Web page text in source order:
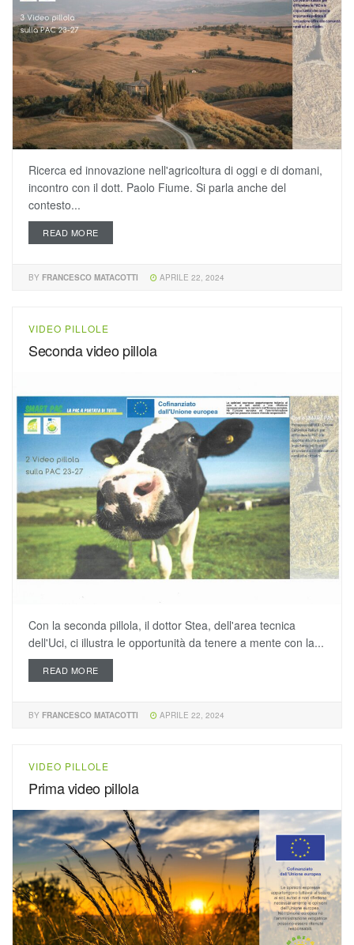
Ricerca ed innovazione nell'agricoltura di oggi e di domani,
incontro con il dott. Paolo Fiume. Si parla anche del
contesto...
READ MORE
BY FRANCESCO MATACOTTI APRILE 22, 2024
VIDEO PILLOLE
Seconda video pillola
Con la seconda pillola, il dottor Stea, dell'area tecnica
dell'Uci, ci illustra le opportunità da tenere a mente con la...
READ MORE
BY FRANCESCO MATACOTTI APRILE 22, 2024
VIDEO PILLOLE
Prima video pillola